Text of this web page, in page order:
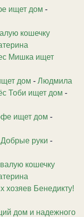
ищет дом -
кошечку
Мишка ищет
дом - Людмила
Тоби ищет дом -
ищет дом -
руки -
кошечку
хозяев Бенедикту!
дом и надежного